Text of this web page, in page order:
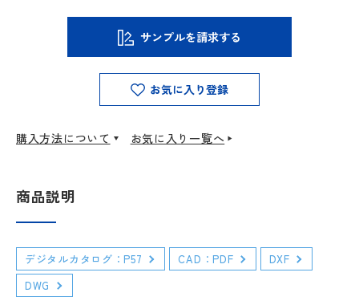
サンプルを請求する
お気に入り登録
購入方法について お気に入り一覧へ
商品説明
デジタルカタログ：P57 CAD：PDF
DXF
DWG